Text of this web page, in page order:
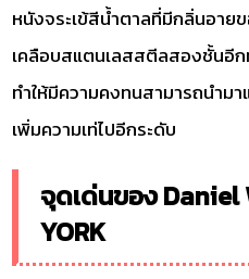
หนังจระเข้สีน้ำตาลที่มีกลิ่นอาย
เคลือบสแตนเลสสตีลสองชั้นอี
ทำให้มีความคงทนสามารถนำม
เพิ่มความเท่ไปอีกระดับ
จุดเด่นของ Daniel
YORK